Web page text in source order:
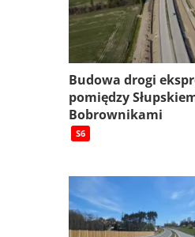
Budowa drogi
pomiędzy
Bobrownikami
S6